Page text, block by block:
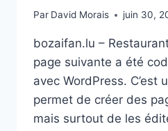
Par David Morais juin 30,
bozaifan.lu –
page suivante a été
avec WordPress. C’est
permet de créer des
mais surtout de les